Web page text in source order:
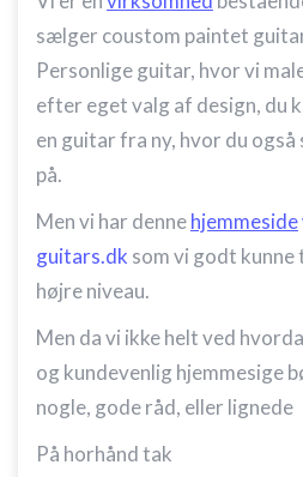
sælger coustom paintet
Personlige guitar, hvor vi
efter eget valg af design, du
en guitar fra ny, hvor du også
på.
Men vi har dennehjemmeside
guitars.dk som vi godt
højre niveau.
Men da vi ikke helt ved
og kundevenlig hjemmesige
nogle, gode råd, eller lignede
På horhånd tak